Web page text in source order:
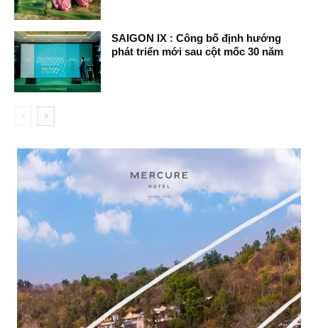
SAIGON IX : Công bố định hướng
phát triển mới sau cột mốc 30 năm